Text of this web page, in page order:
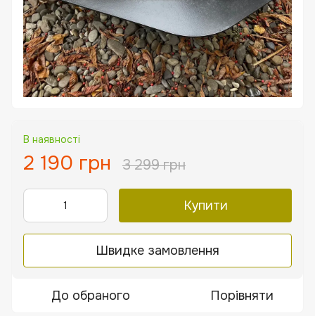
В наявності
2 190 грн 3 299 грн
Купити
Швидке замовлення
До обраного Порівняти